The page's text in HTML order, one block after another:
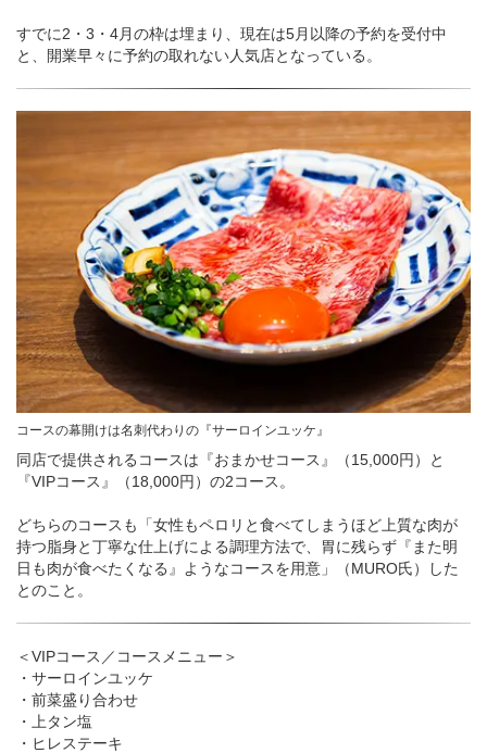
すでに2・3・4月の枠は埋まり、現在は5月以降の予約を受付中
と、開業早々に予約の取れない人気店となっている。
コースの幕開けは名刺代わりの『サーロインユッケ』
同店で提供されるコースは『おまかせコース』（15,000円）と
『VIPコース』（18,000円）の2コース。
どちらのコースも「女性もペロリと食べてしまうほど上質な肉が
持つ脂身と丁寧な仕上げによる調理方法で、胃に残らず『また明
日も肉が食べたくなる』ようなコースを用意」（MURO氏）した
とのこと。
＜VIPコース／コースメニュー＞
・サーロインユッケ
・前菜盛り合わせ
・上タン塩
・ヒレステーキ